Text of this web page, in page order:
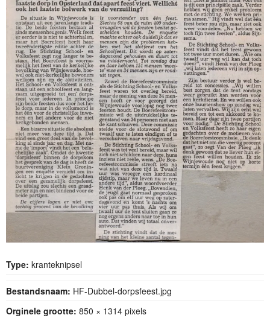
Type: kranteknipsel
Bestandsnaam: HF-Dubbel-dorpsfeest.jpg
Orginele grootte: 850 × 1314 pixels